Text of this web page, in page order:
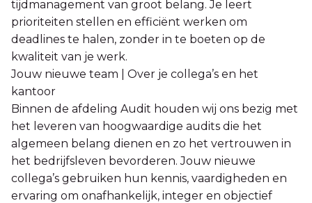
tijdmanagement van groot belang. Je leert
prioriteiten stellen en efficiënt werken om
deadlines te halen, zonder in te boeten op de
kwaliteit van je werk.
Jouw nieuwe team | Over je collega’s en het
kantoor
Binnen de afdeling Audit houden wij ons bezig met
het leveren van hoogwaardige audits die het
algemeen belang dienen en zo het vertrouwen in
het bedrijfsleven bevorderen. Jouw nieuwe
collega’s gebruiken hun kennis, vaardigheden en
ervaring om onafhankelijk, integer en objectief